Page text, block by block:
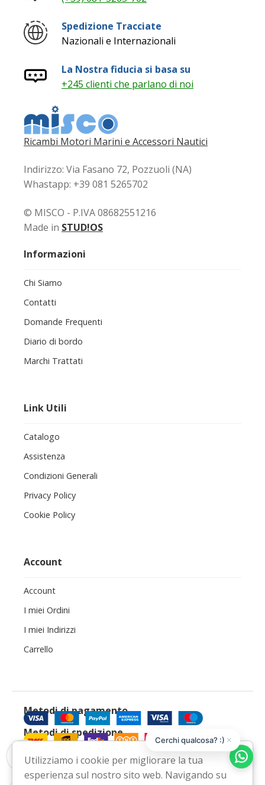
▼
Spedizione Tracciate
Nazionali e Internazionali
La Nostra fiducia si basa su
+245 clienti che parlano di noi
Ricambi Motori Marini e Accessori Nautici
Indirizzo: Via Fasano 72, Pozzuoli (NA)
Whastapp: +39 081 5265702
© MISCO - P.IVA 08682551216
Made in STUD!OS
Informazioni
Chi Siamo
Contatti
Domande Frequenti
Diario di bordo
Marchi Trattati
Link Utili
Catalogo
Assistenza
Condizioni Generali
Privacy Policy
Cookie Policy
Account
Account
I miei Ordini
I miei Indirizzi
Carrello
Metodi di pagamento
Metodi di spedizione
Ci trovi anche su
Facebook InstagramEmail WhatsApp
×
Cerchi qualcosa? :)
Utilizziamo i cookie per migliorare la tua
esperienza sul nostro sito web. Navigando su